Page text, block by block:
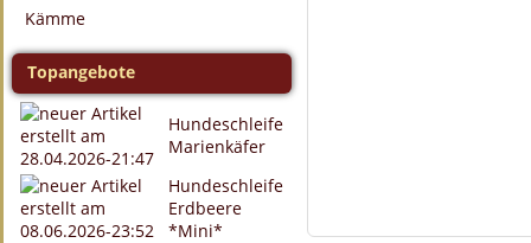
Kämme
Topangebote
Hundeschleife
Marienkäfer
Hundeschleife
Erdbeere
*Mini*